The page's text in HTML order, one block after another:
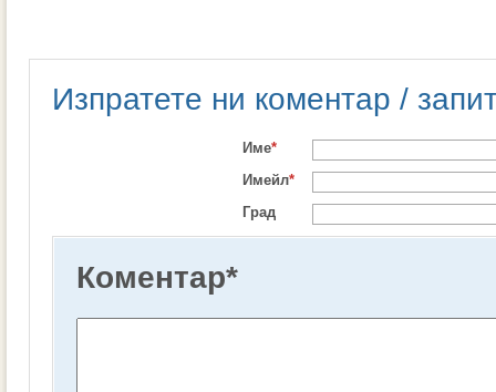
Изпратете ни коментар /
Име*
Имейл*
Град
Коментар*